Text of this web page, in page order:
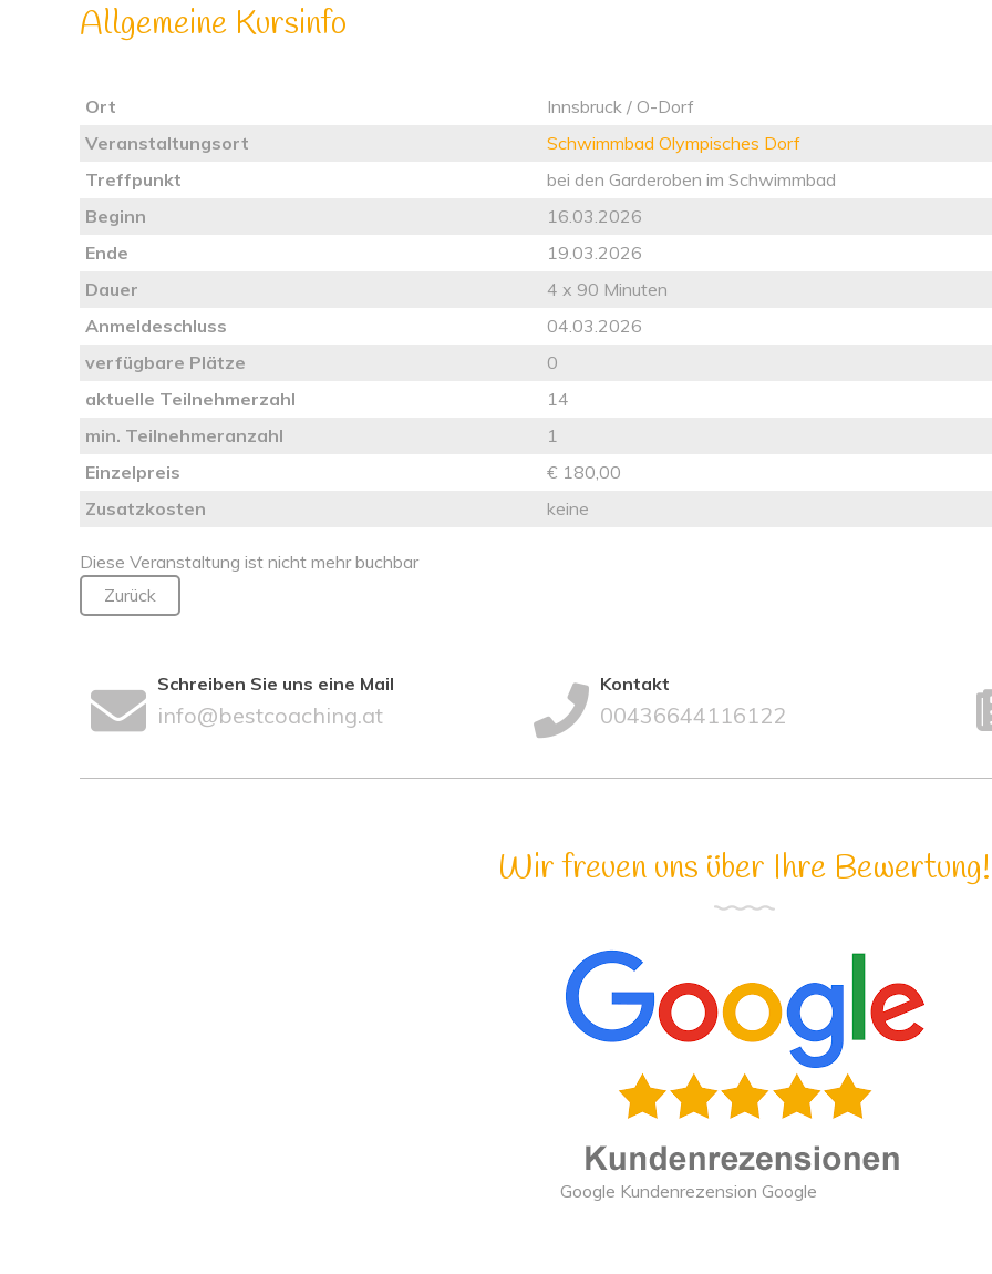
Allgemeine Kursinfo
Ort
Innsbruck / O-Dorf
Veranstaltungsort
Schwimmbad Olympisches Dorf
Treffpunkt
bei den Garderoben im Schwimmbad
Beginn
16.03.2026
Ende
19.03.2026
Dauer
4 x 90 Minuten
Anmeldeschluss
04.03.2026
verfügbare Plätze
0
aktuelle Teilnehmerzahl
14
min. Teilnehmeranzahl
1
Einzelpreis
€ 180,00
Zusatzkosten
keine
Diese Veranstaltung ist nicht mehr buchbar
Zurück
Schreiben Sie uns eine Mail
info@bestcoaching.at
Kontakt
00436644116122
Wir freuen uns über Ihre Bewertung!
Google Kundenrezension Google